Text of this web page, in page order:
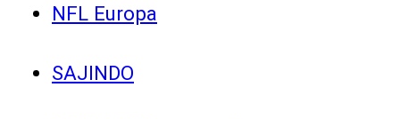
NFL Europa
SAJINDO